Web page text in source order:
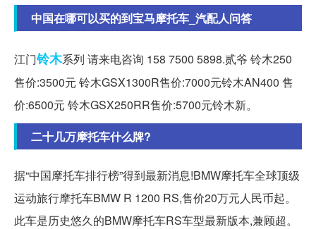
中国在哪可以买的到宝马摩托车_汽配人问答
江门铃木系列 请来电咨询 158 7500 5898.贰爷 铃木250
售价:3500元 铃木GSX1300R售价:7000元铃木AN400 售
价:6500元 铃木GSX250RR售价:5700元铃木新。
二十几万摩托车什么牌?
据“中国摩托车排行榜”得到最新消息!BMW摩托车全球顶级
运动旅行摩托车BMW R 1200 RS,售价20万元人民币起。
此车是历史悠久的BMW摩托车RS车型最新版本,兼顾超。